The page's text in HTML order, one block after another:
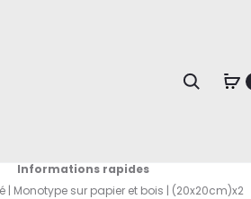
Search
Informations rapides
| Monotype sur papier et bois | (20x20cm)x2